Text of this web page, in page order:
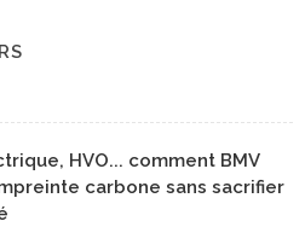
HVO... comment BMV
carbone sans sacrifier